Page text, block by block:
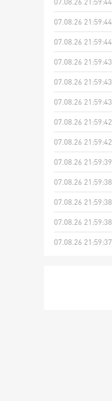
07.08.26 21:59:44
07.08.26 21:59:44
07.08.26 21:59:43
07.08.26 21:59:43
07.08.26 21:59:43
07.08.26 21:59:42
07.08.26 21:59:42
07.08.26 21:59:39
07.08.26 21:59:38
07.08.26 21:59:38
07.08.26 21:59:38
07.08.26 21:59:37